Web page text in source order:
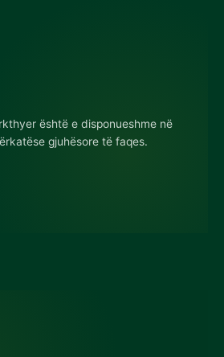
është e disponueshme në
gjuhësore të faqes.